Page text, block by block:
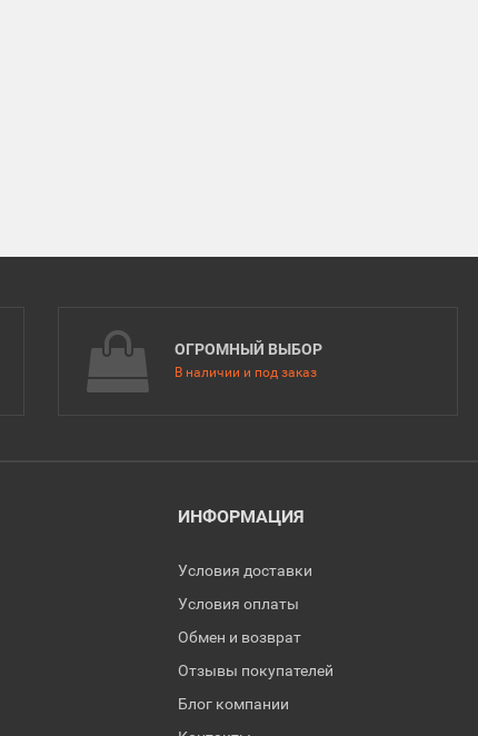
ОГРОМНЫЙ ВЫБОР
В наличии и под заказ
ИНФОРМАЦИЯ
Условия доставки
Условия оплаты
Обмен и возврат
Отзывы покупателей
Блог компании